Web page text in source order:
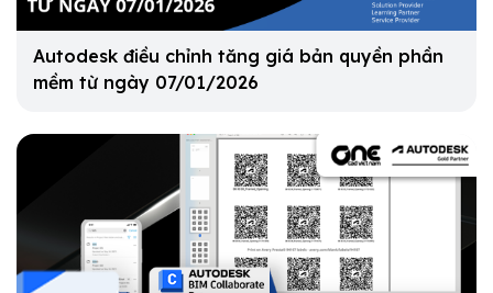
Autodesk điều chỉnh tăng giá bản quyền phần
mềm từ ngày 07/01/2026